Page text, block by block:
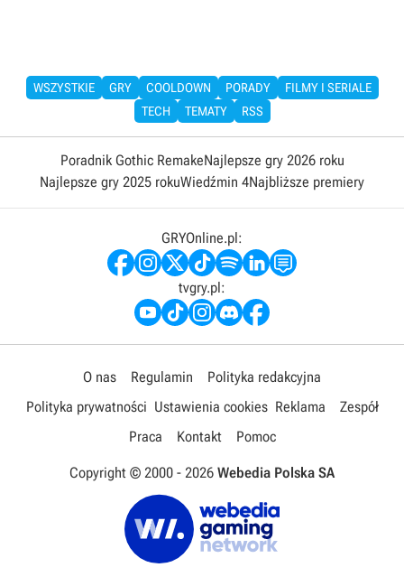
WSZYSTKIE GRY COOLDOWN PORADY
FILMY I SERIALE
TECH
TEMATY RSS
Poradnik Gothic RemakeNajlepsze gry 2026 roku
Najlepsze gry 2025 rokuWiedźmin 4Najbliższe premiery
GRYOnline.pl:
tvgry.pl:
O nas Regulamin
Polityka redakcyjna
Polityka prywatności Ustawienia cookies Reklama
Zespół
Praca
Kontakt Pomoc
Copyright © 2000 - 2026 Webedia Polska SA